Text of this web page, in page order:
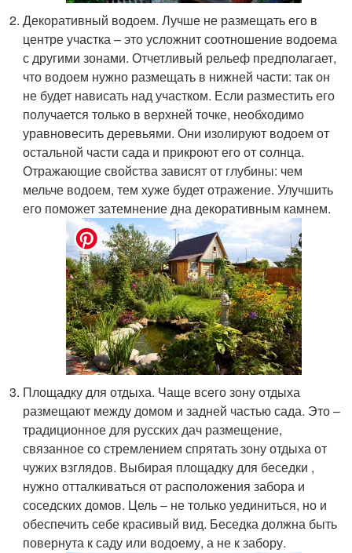
Декоративный водоем. Лучше не размещать его в
центре участка – это усложнит соотношение водоема
с другими зонами. Отчетливый рельеф предполагает,
что водоем нужно размещать в нижней части: так он
не будет нависать над участком. Если разместить его
получается только в верхней точке, необходимо
уравновесить деревьями. Они изолируют водоем от
остальной части сада и прикроют его от солнца.
Отражающие свойства зависят от глубины: чем
мельче водоем, тем хуже будет отражение. Улучшить
его поможет затемнение дна декоративным камнем.
Площадку для отдыха. Чаще всего зону отдыха
размещают между домом и задней частью сада. Это –
традиционное для русских дач размещение,
связанное со стремлением спрятать зону отдыха от
чужих взглядов. Выбирая площадку для беседки ,
нужно отталкиваться от расположения забора и
соседских домов. Цель – не только уединиться, но и
обеспечить себе красивый вид. Беседка должна быть
повернута к саду или водоему, а не к забору.